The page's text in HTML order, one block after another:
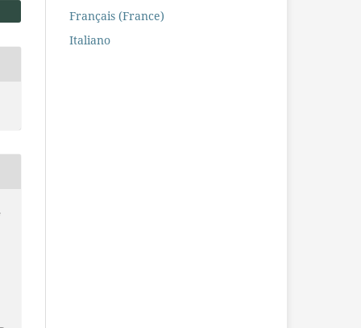
Français (France)
Italiano